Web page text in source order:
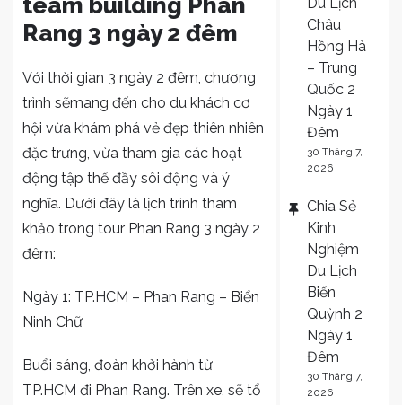
Rang 3 ngày 2 đêm
Với thời gian 3 ngày 2 đêm, chương
trình sẽmang đến cho du khách cơ
hội vừa khám phá vẻ đẹp thiên nhiên
đặc trưng, vừa tham gia các hoạt
động tập thể đầy sôi động và ý
nghĩa. Dưới đây là lịch trình tham
khảo trong tour Phan Rang 3 ngày 2
đêm:
Ngày 1: TP.HCM – Phan Rang – Biển
Ninh Chữ
Buổi sáng, đoàn khởi hành từ
TP.HCM đi Phan Rang. Trên xe, sẽ tổ
Châu
Hồng Hà
– Trung
Quốc 2
Ngày 1
Đêm
30 Tháng 7,
2026
Chia Sẻ
Kinh
Nghiệm
Du Lịch
Biển
Quỳnh 2
Ngày 1
Đêm
30 Tháng 7,
2026